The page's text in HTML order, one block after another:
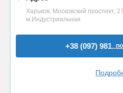
Харьков, Московский проспект,
м.Индустриальная
+38 (097) 981..